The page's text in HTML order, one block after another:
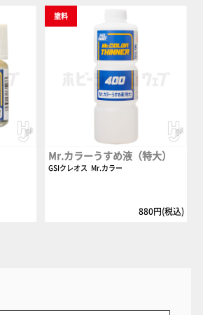
塗料
Mr.カラーうすめ液（特大）
GSIクレオス Mr.カラー
880円(税込)